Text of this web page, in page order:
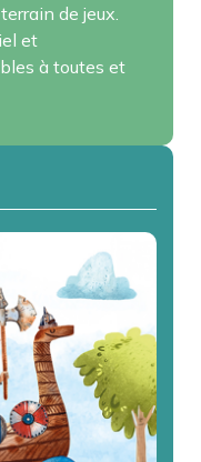
de jeux.
et
à toutes et